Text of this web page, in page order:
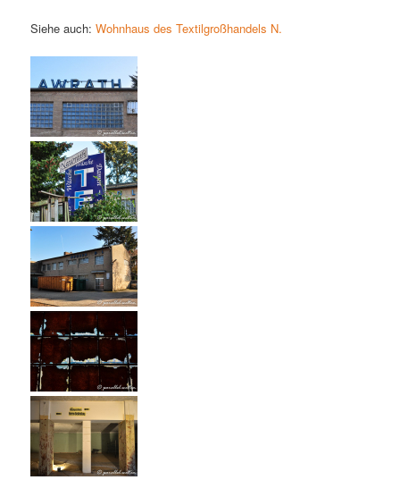
Siehe auch:Wohnhaus des Textilgroßhandels N.